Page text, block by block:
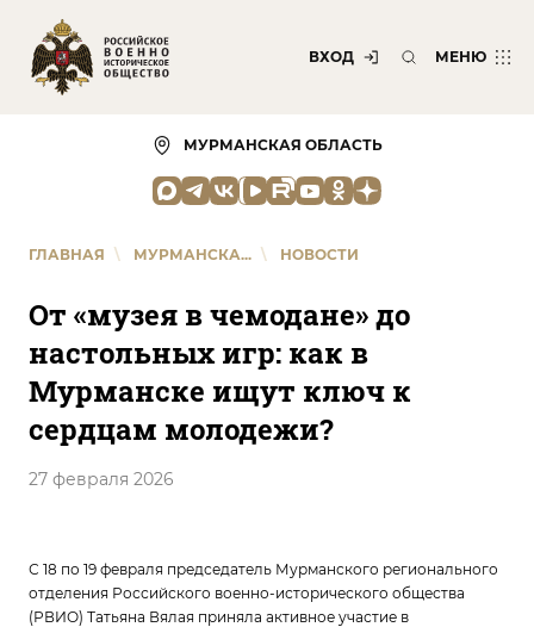
ВХОД МЕНЮ
МУРМАНСКАЯ ОБЛАСТЬ
ГЛАВНАЯ \ МУРМАНСКА... \ НОВОСТИ
От «музея в чемодане» до
настольных игр: как в
Мурманске ищут ключ к
сердцам молодежи?
27 февраля 2026
С 18 по 19 февраля председатель Мурманского регионального
отделения Российского военно-исторического общества
(РВИО) Татьяна Вялая приняла активное участие в